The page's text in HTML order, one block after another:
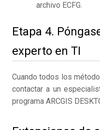
archivo ECFG.
Etapa 4.
experto en TI
Cuando todos los
contactar a un
programa ARCGIS